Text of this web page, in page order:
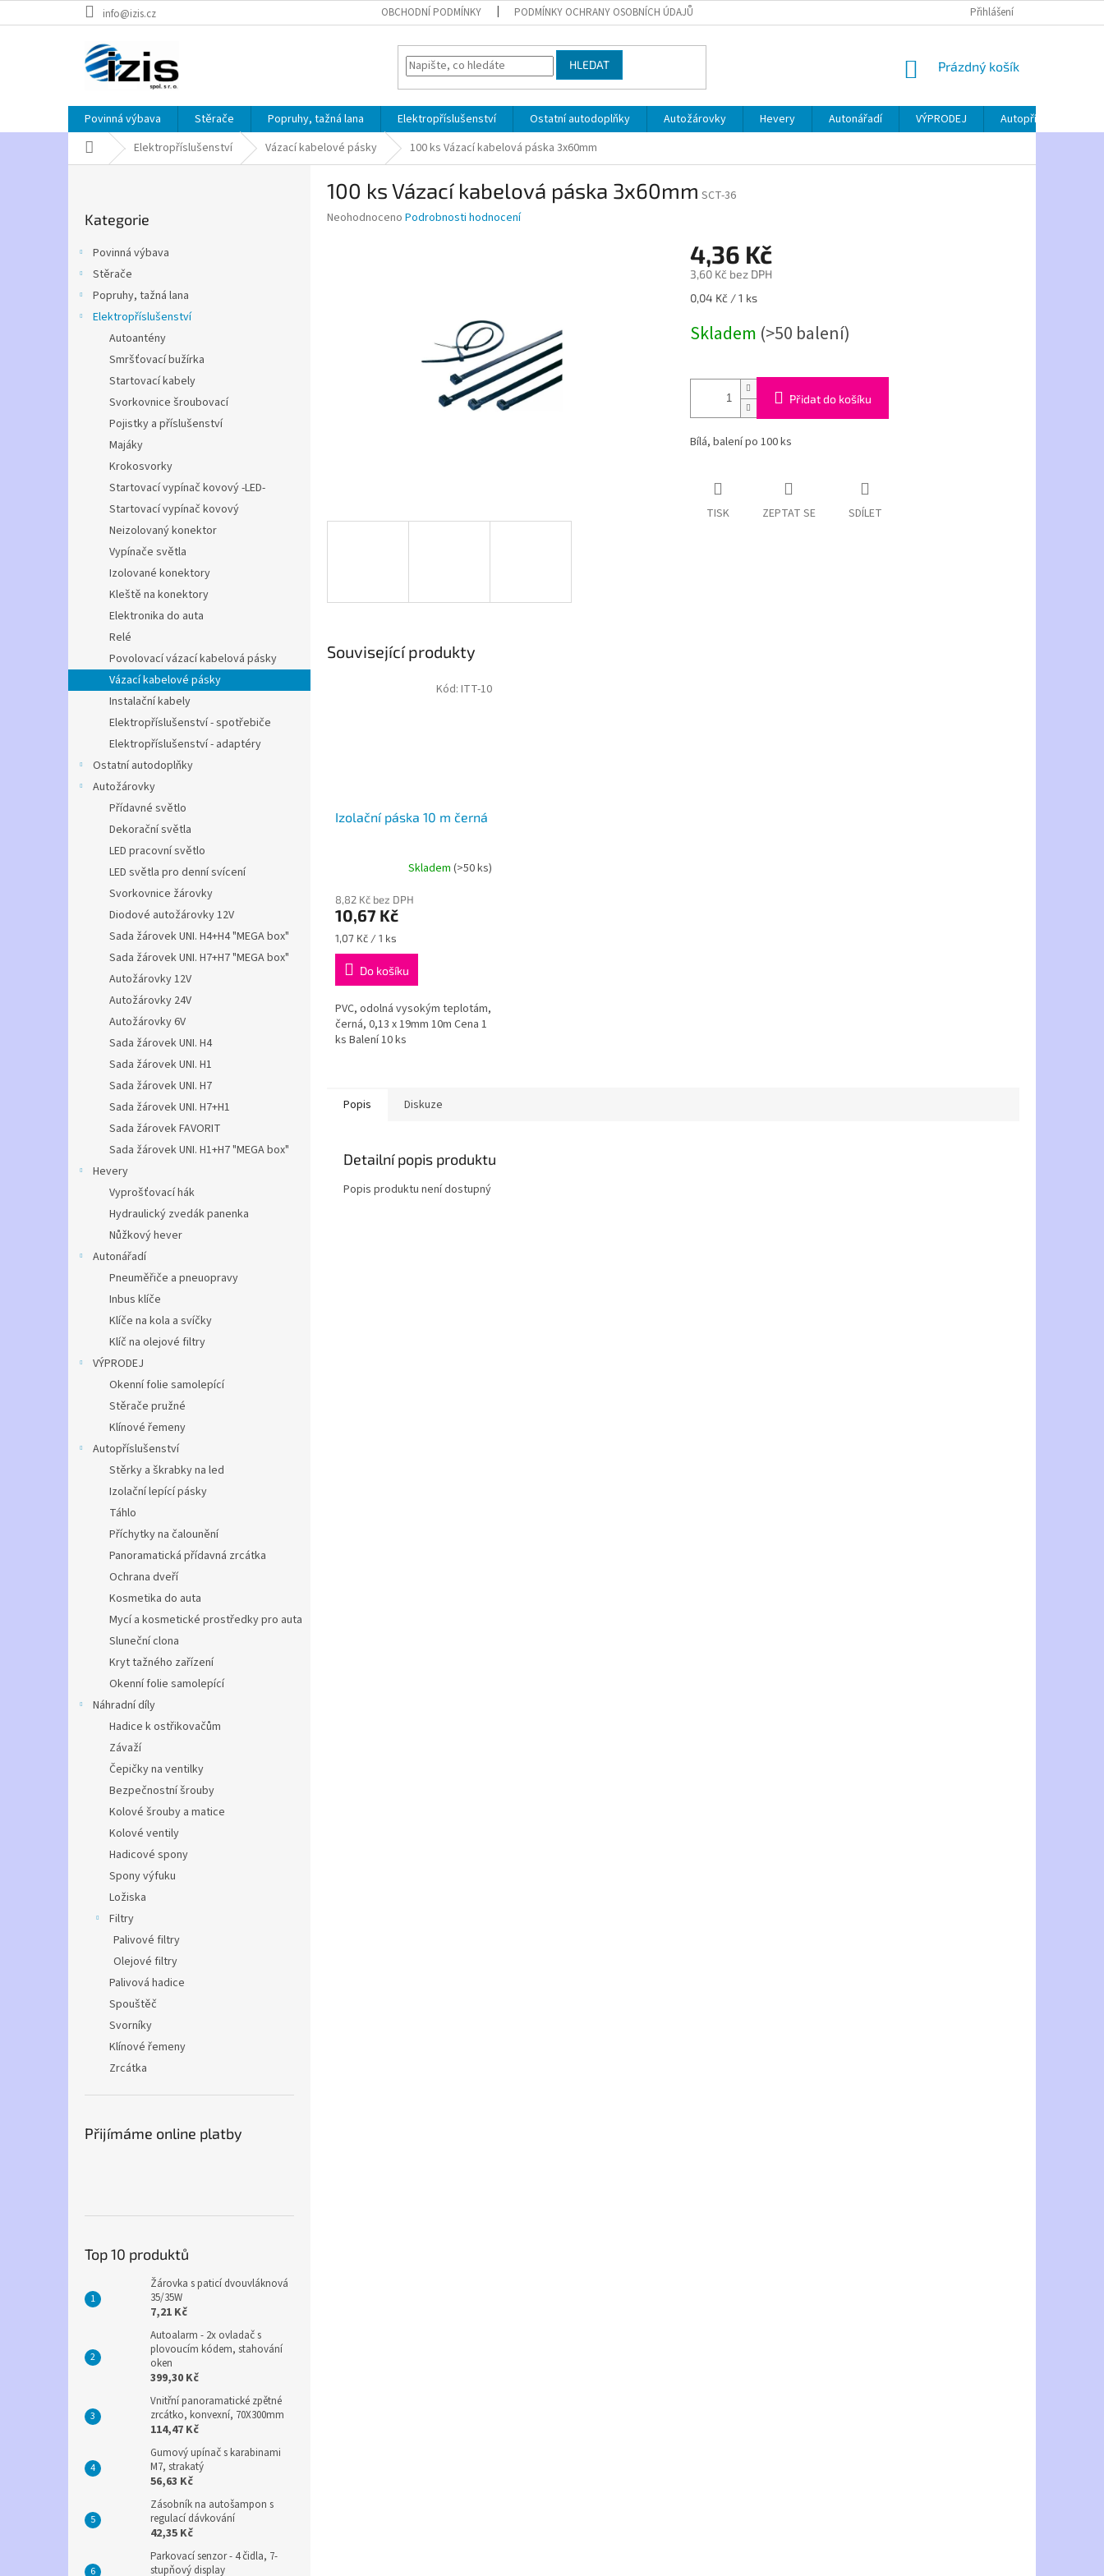
na
info@izis.cz OBCHODNÍ PODMÍNKY PODMÍNKY OCHRANY OSOBNÍCH ÚDAJŮ Přihlášení
HLEDAT
NÁKUPNÍ
Prázdný košík
Povinná výbava Stěrače Popruhy, tažná lana Elektropříslušenství Ostatní autodoplňky Autožárovky Hevery Autonářadí VÝPRODEJ
Autopříslušenství
Domů Elektropříslušenství Vázací kabelové pásky 100 ks Vázací kabelová páska 3x60mm
kategorie
Kategorie
Povinná výbava
Stěrače
Popruhy, tažná lana
Elektropříslušenství
Autoantény
Smršťovací bužírka
Startovací kabely
Svorkovnice šroubovací
Pojistky a příslušenství
Majáky
Krokosvorky
Startovací vypínač kovový -LED-
Startovací vypínač kovový
Neizolovaný konektor
Vypínače světla
Izolované konektory
Kleště na konektory
Elektronika do auta
Relé
Povolovací vázací kabelová pásky
Vázací kabelové pásky
Instalační kabely
Elektropříslušenství - spotřebiče
Elektropříslušenství - adaptéry
Ostatní autodoplňky
Autožárovky
Přídavné světlo
Dekorační světla
LED pracovní světlo
LED světla pro denní svícení
Svorkovnice žárovky
Diodové autožárovky 12V
Sada žárovek UNI. H4+H4 "MEGA box"
Sada žárovek UNI. H7+H7 "MEGA box"
Autožárovky 12V
Autožárovky 24V
Autožárovky 6V
Sada žárovek UNI. H4
Sada žárovek UNI. H1
Sada žárovek UNI. H7
Sada žárovek UNI. H7+H1
Sada žárovek FAVORIT
Sada žárovek UNI. H1+H7 "MEGA box"
Hevery
Vyprošťovací hák
Hydraulický zvedák panenka
Nůžkový hever
Autonářadí
Pneuměřiče a pneuopravy
Inbus klíče
Klíče na kola a svíčky
Klíč na olejové filtry
VÝPRODEJ
Okenní folie samolepící
Stěrače pružné
Klínové řemeny
Autopříslušenství
Stěrky a škrabky na led
Izolační lepící pásky
Táhlo
Příchytky na čalounění
Panoramatická přídavná zrcátka
Ochrana dveří
Kosmetika do auta
Mycí a kosmetické prostředky pro auta
Sluneční clona
Kryt tažného zařízení
Okenní folie samolepící
Náhradní díly
Hadice k ostřikovačům
Závaží
Čepičky na ventilky
Bezpečnostní šrouby
Kolové šrouby a matice
Kolové ventily
Hadicové spony
Spony výfuku
Ložiska
Filtry
Palivové filtry
Olejové filtry
Palivová hadice
Spouštěč
Svorníky
Klínové řemeny
Zrcátka
Přijímáme online platby
Top 10 produktů
Žárovka s paticí dvouvláknová
35/35W
7,21 Kč
Autoalarm - 2x ovladač s
plovoucím kódem, stahování
oken
399,30 Kč
Vnitřní panoramatické zpětné
zrcátko, konvexní, 70X300mm
114,47 Kč
Gumový upínač s karabinami
M7, strakatý
56,63 Kč
Zásobník na autošampon s
regulací dávkování
42,35 Kč
Parkovací senzor - 4 čidla, 7-
stupňový display
100 ks Vázací kabelová páska 3x60mm SCT-36
Průměrné
Neohodnoceno Podrobnosti hodnocení
4,36 Kč
3,60 Kč bez DPH
Měrná
0,04 Kč / 1 ks
Skladem (>50 balení)
Přidat do košíku
Bílá, balení po 100 ks
TISK ZEPTAT SE SDÍLET
Související produkty
Izolační páska 10 m černá
Skladem (>50 ks)
8,82 Kč bez DPH
10,67 Kč
Měrná
cena:
1,07 Kč / 1 ks
Do košíku
PVC, odolná vysokým teplotám,
černá, 0,13 x 19mm 10m Cena 1
ks Balení 10 ks
Kód: ITT-10
Popis Diskuze
Detailní popis produktu
Popis produktu není dostupný